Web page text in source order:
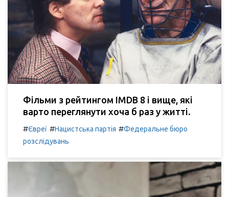
Фільми з рейтингом IMDB 8 і вище, які
варто переглянути хоча б раз у житті.
#Євреї #Нацистська партія #Федеральне бюро
розслідувань